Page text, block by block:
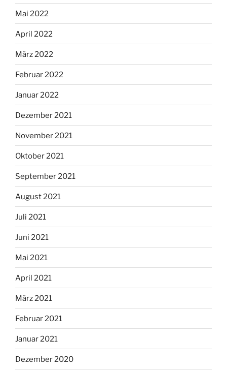
Mai 2022
April 2022
März 2022
Februar 2022
Januar 2022
Dezember 2021
November 2021
Oktober 2021
September 2021
August 2021
Juli 2021
Juni 2021
Mai 2021
April 2021
März 2021
Februar 2021
Januar 2021
Dezember 2020